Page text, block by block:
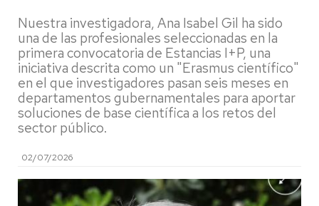
Nuestra investigadora, Ana Isabel Gil ha sido
una de las profesionales seleccionadas en la
primera convocatoria de Estancias I+P, una
iniciativa descrita como un "Erasmus científico"
en el que investigadores pasan seis meses en
departamentos gubernamentales para aportar
soluciones de base científica a los retos del
sector público.
02/07/2026